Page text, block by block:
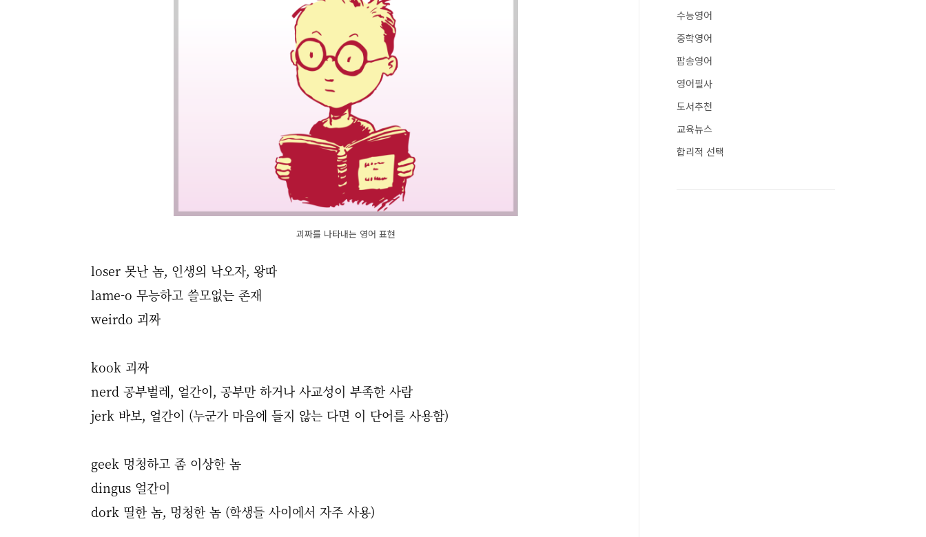
괴짜를 나타내는 영어 표현
loser 못난 놈, 인생의 낙오자, 왕따
lame-o 무능하고 쓸모없는 존재
weirdo 괴짜
kook 괴짜
nerd 공부벌레, 얼간이, 공부만 하거나 사교성이 부족한 사람
jerk 바보, 얼간이 (누군가 마음에 들지 않는 다면 이 단어를 사용함)
geek 멍청하고 좀 이상한 놈
dingus 얼간이
dork 띨한 놈, 멍청한 놈 (학생들 사이에서 자주 사용)
수능영어
중학영어
팝송영어
영어필사
도서추천
교육뉴스
합리적 선택